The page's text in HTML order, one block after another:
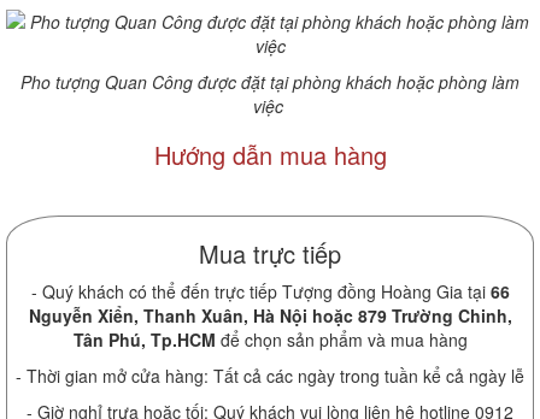
Pho tượng Quan Công được đặt tại phòng khách hoặc phòng làm
việc
Hướng dẫn mua hàng
Mua trực tiếp
- Quý khách có thể đến trực tiếp Tượng đồng Hoàng Gia tại 66
Nguyễn Xiển, Thanh Xuân, Hà Nội hoặc 879 Trường Chinh,
Tân Phú, Tp.HCM để chọn sản phẩm và mua hàng
- Thời gian mở cửa hàng: Tất cả các ngày trong tuần kể cả ngày lễ
- Giờ nghỉ trưa hoặc tối: Quý khách vui lòng liên hệ hotline 0912